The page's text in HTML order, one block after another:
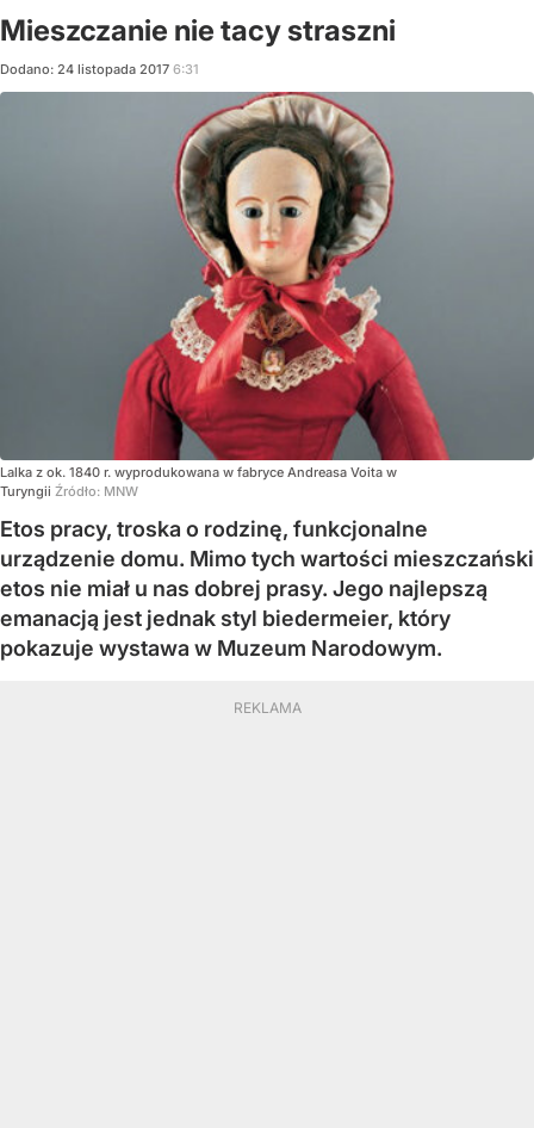
Mieszczanie nie tacy straszni
Dodano: 24 listopada 2017 6:31
Lalka z ok. 1840 r. wyprodukowana w fabryce Andreasa Voita w
Turyngii Źródło: MNW
Etos pracy, troska o rodzinę, funkcjonalne
urządzenie domu. Mimo tych wartości mieszczański
etos nie miał u nas dobrej prasy. Jego najlepszą
emanacją jest jednak styl biedermeier, który
pokazuje wystawa w Muzeum Narodowym.